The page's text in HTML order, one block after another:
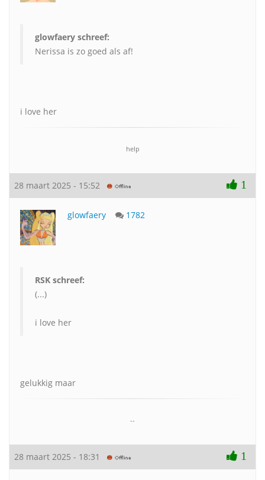
glowfaery schreef:
Nerissa is zo goed als af!
i love her
help
28 maart 2025 - 15:52 1
glowfaery 1782
RSK schreef:
(...)
i love her
gelukkig maar
--
28 maart 2025 - 18:31 1